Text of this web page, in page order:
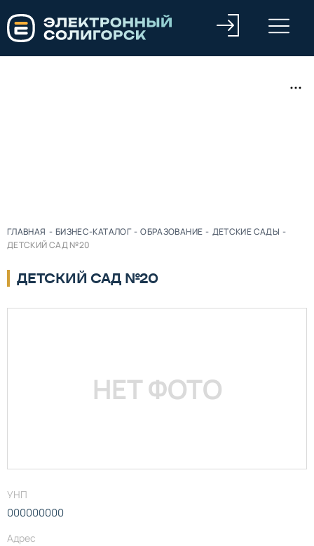
ГЛАВНАЯ - БИЗНЕС-КАТАЛОГ - ОБРАЗОВАНИЕ - ДЕТСКИЕ САДЫ -
ДЕТСКИЙ САД №20
ДЕТСКИЙ САД №20
НЕТ ФОТО
УНП
000000000
Адрес